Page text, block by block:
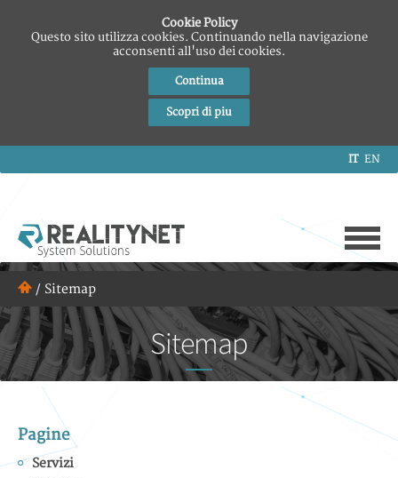
Cookie Policy
Questo sito utilizza cookies. Continuando nella navigazione
acconsenti all'uso dei cookies.
Continua
Scopri di piu
IT EN
/ Sitemap
Sitemap
Pagine
Servizi